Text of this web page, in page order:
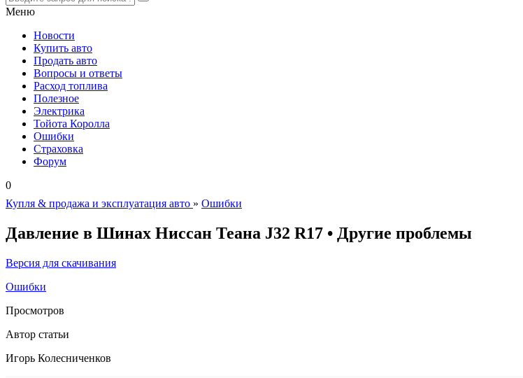
Меню
Новости
Купить авто
Продать авто
Вопросы и ответы
Расход топлива
Полезное
Электрика
Тойота Королла
Ошибки
Страховка
Форум
0
Купля & продажа и эксплуатация авто » Ошибки
Давление в Шинах Ниссан Теана J32 R17 • Другие проблемы
Версия для скачивания
Ошибки
Просмотров
Автор статьи
Игорь Колесниченков